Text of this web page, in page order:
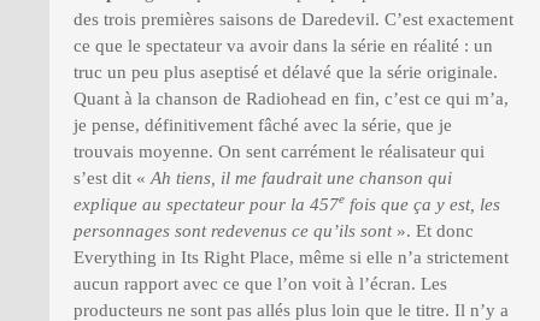
des trois premières saisons de Daredevil. C’est exactement
ce que le spectateur va avoir dans la série en réalité : un
truc un peu plus aseptisé et délavé que la série originale.
Quant à la chanson de Radiohead en fin, c’est ce qui m’a,
je pense, définitivement fâché avec la série, que je
trouvais moyenne. On sent carrément le réalisateur qui
s’est dit « Ah tiens, il me faudrait une chanson qui
explique au spectateur pour la 457e fois que ça y est, les
personnages sont redevenus ce qu’ils sont». Et donc
Everything in Its Right Place, même si elle n’a strictement
aucun rapport avec ce que l’on voit à l’écran. Les
producteurs ne sont pas allés plus loin que le titre. Il n’y a